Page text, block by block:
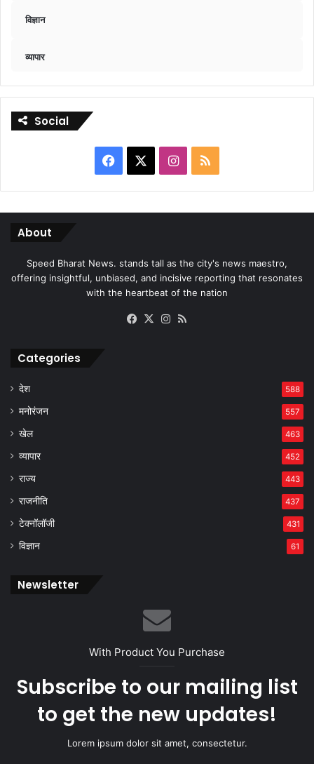
विज्ञान
व्यापार
Social
Facebook Instagram
RSS
About
Speed Bharat News. stands tall as the city's news maestro,
offering insightful, unbiased, and incisive reporting that resonates
with the heartbeat of the nation
Facebook
X Instagram
Categories
देश 588
मनोरंजन 557
खेल 463
व्यापार 452
राज्य 443
राजनीति 437
टेक्नॉलॉजी 431
विज्ञान 61
Newsletter
With Product You Purchase
Subscribe to our mailing list
to get the new updates!
Lorem ipsum dolor sit amet, consectetur.